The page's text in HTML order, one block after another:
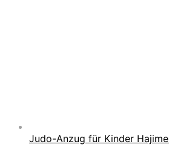
Judo-Anzug für Kinder Hajime